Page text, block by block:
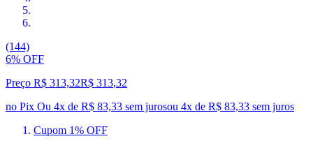
(144)
6% OFF
Preço R$ 313,32R$ 313,32
no Pix Ou 4x de R$ 83,33 sem jurosou 4x de R$ 83,33 sem juros
Cupom 1% OFF